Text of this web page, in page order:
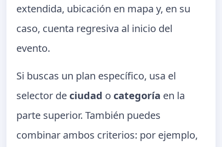
extendida, ubicación en mapa y, en su
caso, cuenta regresiva al inicio del
evento.
Si buscas un plan específico, usa el
selector de ciudad o categoría en la
parte superior. También puedes
combinar ambos criterios: por ejemplo,